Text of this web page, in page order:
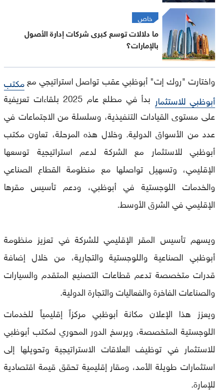
خاص
ما دلالات توسع كبرى شركات إدارة الأصول
بالإمارات؟
واختارت "روك إت" أبوظبي عقب تواصل استراتيجي معمكتب
أبوظبي للاستثمار
بدأ في مطلع عام 2025 بلقاءات تعريفية
على مستوى القيادات التنفيذية، وسلسلة من الاجتماعات في
عدد من الأسواق الدولية. وخلال هذه المرحلة، تعاون مكتب
أبوظبي للاستثمار مع الشركة لدعم استراتيجية توسعها
الإقليمي، وتسهيل تواصلها مع منظومة القطاع الصناعي
والخدمات اللوجستية في أبوظبي، ودعم تأسيس مقرها
الإقليمي في الشرق الأوسط.
ويسهم تأسيس المقر الإقليمي للشركة في تعزيز منظومة
أبوظبي الصناعية واللوجستية والتجارية، من خلال إضافة
قدرات متخصصة تدعم قطاعات التصنيع المتقدم والسيارات
والصناعات الفاخرة والفعاليات والتجارة الدولية.
ويعزز هذا الإعلان مكانة أبوظبي مركزاً إقليمياً للخدمات
اللوجستية المتخصصة، ويرسخ الدور المحوري لمكتب أبوظبي
للاستثمار في توظيف العلاقات الاستراتيجية وتحويلها إلى
استثمارات طويلة الأمد، ومقار إقليمية تحقق قيمة اقتصادية
للإمارة.